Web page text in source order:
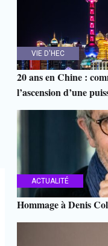
VIE D'HEC
20 ans en Chine :
l’ascension d’une
ACTUALITÉ
Hommage à Denis